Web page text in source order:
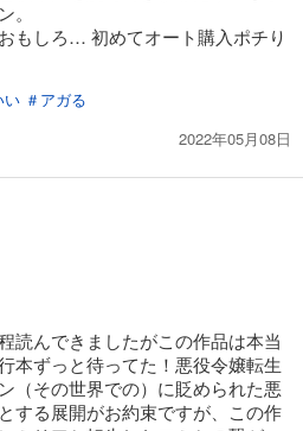
もしろ… 初めてオート購入ポチり
い ＃アガる
2022年05月08日
読んできましたがこの作品は本当
本ずっと待ってた！悪役令嬢転生
（その世界での）に貶められた悪
する展開がお約束ですが、この作